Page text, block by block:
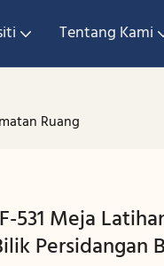
Tentang Kami
Ruang
531 Meja
Persidangan